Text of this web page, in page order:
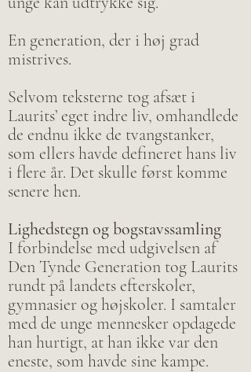
En generation, der i høj grad
mistrives.
Selvom teksterne tog afsæt i
Laurits’ eget indre liv, omhandlede
de endnu ikke de tvangstanker,
som ellers havde defineret hans liv
i flere år. Det skulle først komme
senere hen.
Lighedstegn og bogstavssamling
I forbindelse med udgivelsen af
Den Tynde Generation tog Laurits
rundt på landets efterskoler,
gymnasier og højskoler. I samtaler
med de unge mennesker opdagede
han hurtigt, at han ikke var den
eneste, som havde sine kampe.